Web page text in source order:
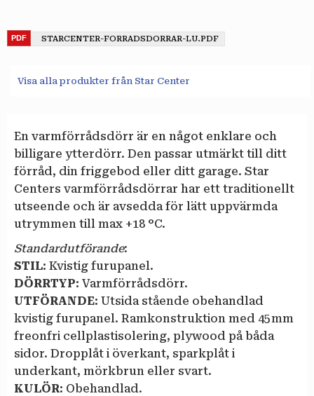
STARCENTER-FORRADSDORRAR-LU.PDF
Visa alla produkter från Star Center
En varmförrådsdörr är en något enklare och
billigare ytterdörr. Den passar utmärkt till ditt
förråd, din friggebod eller ditt garage. Star
Centers varmförrådsdörrar har ett traditionellt
utseende och är avsedda för lätt uppvärmda
utrymmen till max +18 °C.
Standardutförande:
STIL: Kvistig furupanel.
DÖRRTYP: Varmförrådsdörr.
UTFÖRANDE: Utsida stående obehandlad
kvistig furupanel. Ramkonstruktion med 45 mm
freonfri cellplastisolering, plywood på båda
sidor. Dropplåt i överkant, sparkplåt i
underkant, mörkbrun eller svart.
KULÖR: Obehandlad.